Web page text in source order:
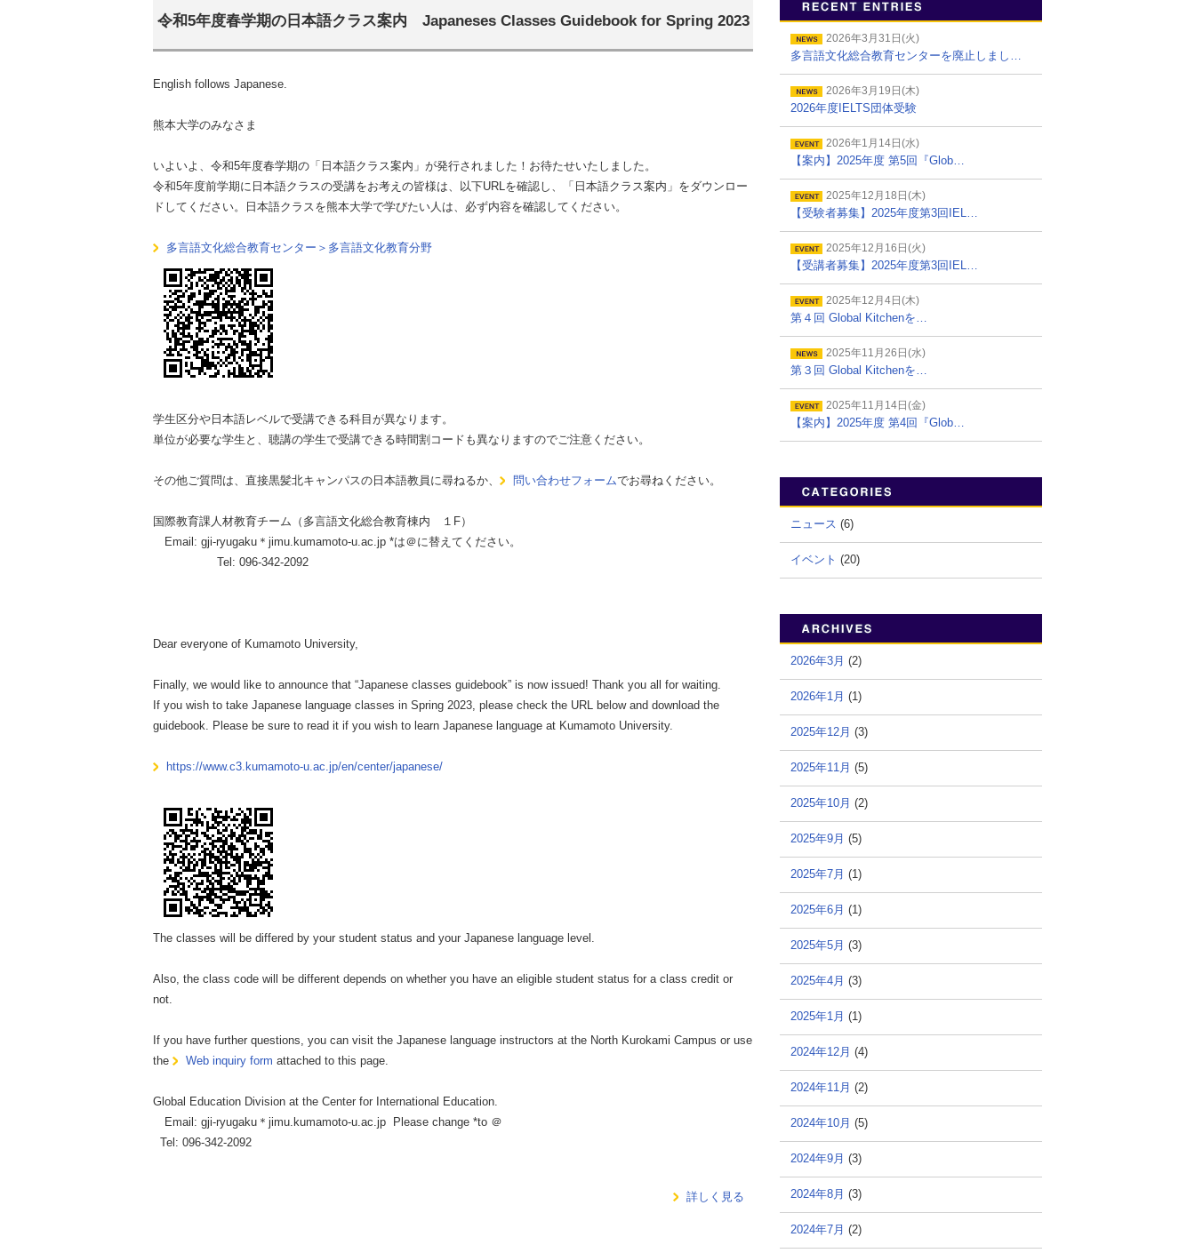
令和5年度春学期の日本語クラス案内 Japaneses Classes Guidebook for Spring 2023
English follows Japanese.
熊本大学のみなさま
いよいよ、令和5年度春学期の「日本語クラス案内」が発行されました！お待たせいたしました。
令和5年度前学期に日本語クラスの受講をお考えの皆様は、以下URLを確認し、「日本語クラス案内」をダウンロー
ドしてください。日本語クラスを熊本大学で学びたい人は、必ず内容を確認してください。
多言語文化総合教育センター＞多言語文化教育分野
学生区分や日本語レベルで受講できる科目が異なります。
単位が必要な学生と、聴講の学生で受講できる時間割コードも異なりますのでご注意ください。
その他ご質問は、直接黒髪北キャンパスの日本語教員に尋ねるか、 問い合わせフォームでお尋ねください。
国際教育課人材教育チーム（多言語文化総合教育棟内 １F）
Email: gji-ryugaku＊jimu.kumamoto-u.ac.jp *は＠に替えてください。
Tel: 096-342-2092
Dear everyone of Kumamoto University,
Finally, we would like to announce that “Japanese classes guidebook” is now issued! Thank you all for waiting.
If you wish to take Japanese language classes in Spring 2023, please check the URL below and download the
guidebook. Please be sure to read it if you wish to learn Japanese language at Kumamoto University.
https://www.c3.kumamoto-u.ac.jp/en/center/japanese/
The classes will be differed by your student status and your Japanese language level.
Also, the class code will be different depends on whether you have an eligible student status for a class credit or
not.
If you have further questions, you can visit the Japanese language instructors at the North Kurokami Campus or use
the
Web inquiry form attached to this page.
Global Education Division at the Center for International Education.
Email: gji-ryugaku＊jimu.kumamoto-u.ac.jp Please change *to ＠
Tel: 096-342-2092
詳しく見る
2026年3月31日(火)
多言語文化総合教育センターを廃止しまし…
2026年3月19日(木)
2026年度IELTS団体受験
2026年1月14日(水)
【案内】2025年度 第5回『Glob…
2025年12月18日(木)
【受験者募集】2025年度第3回IEL…
2025年12月16日(火)
【受講者募集】2025年度第3回IEL…
2025年12月4日(木)
第４回 Global Kitchenを…
2025年11月26日(水)
第３回 Global Kitchenを…
2025年11月14日(金)
【案内】2025年度 第4回『Glob…
ニュース (6)
イベント (20)
2026年3月 (2)
2026年1月 (1)
2025年12月 (3)
2025年11月 (5)
2025年10月 (2)
2025年9月 (5)
2025年7月 (1)
2025年6月 (1)
2025年5月 (3)
2025年4月 (3)
2025年1月 (1)
2024年12月 (4)
2024年11月 (2)
2024年10月 (5)
2024年9月 (3)
2024年8月 (3)
2024年7月 (2)